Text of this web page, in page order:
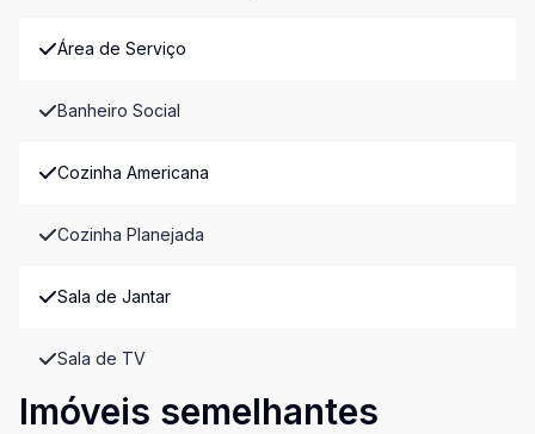
Área de Serviço
Banheiro Social
Cozinha Americana
Cozinha Planejada
Sala de Jantar
Sala de TV
Imóveis semelhantes